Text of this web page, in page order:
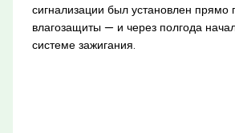
сигнализации был установлен прямо
влагозащиты — и через полгода
системе зажигания.